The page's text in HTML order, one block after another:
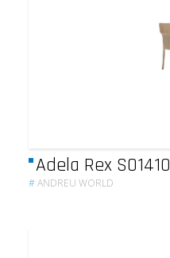
Adela Rex SO1410
#ANDREU WORLD